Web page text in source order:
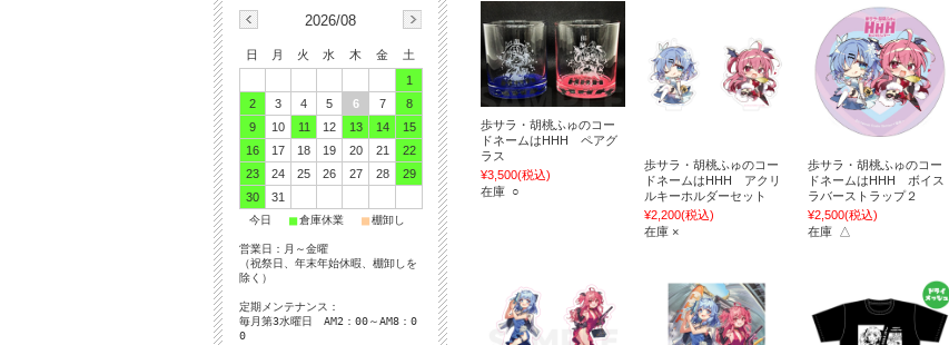
歩サラ・胡桃ふゅのコー
ドネームはHHH ペアグ
ラス
¥3,500(税込)
在庫 ○
歩サラ・胡桃ふゅのコー
ドネームはHHH アクリ
ルキーホルダーセット
¥2,200(税込)
在庫 ×
歩サラ・胡桃ふゅのコー
ドネームはHHH ボイス
ラバーストラップ２
¥2,500(税込)
在庫 △
2026/08
日 月 火 水 木 金
土
1
2
3 4 5 6 7
8
9
10 11 12 13 14
15
16
17 18 19 20 21
22
23
24 25 26 27 28
29
30
31
今日 ■倉庫休業 ■棚卸し
営業日：月～金曜
（祝祭日、年末年始休暇、棚卸しを
除く）
定期メンテナンス：
毎月第3水曜日 AM2：00～AM8：0
0